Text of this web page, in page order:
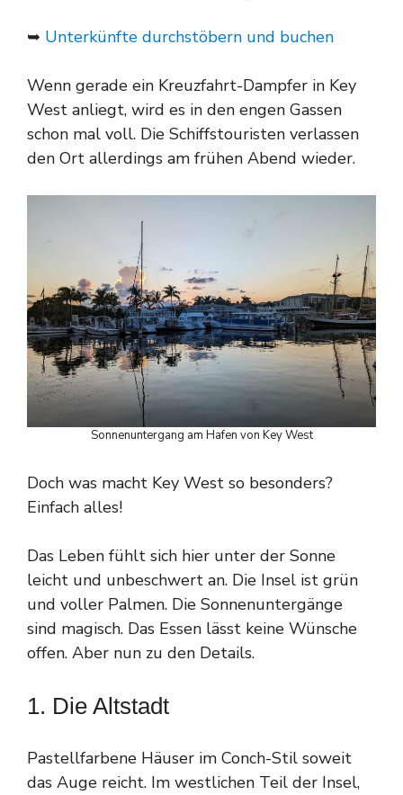
➥ Unterkünfte durchstöbern und buchen
Wenn gerade ein Kreuzfahrt-Dampfer in Key
West anliegt, wird es in den engen Gassen
schon mal voll. Die Schiffstouristen verlassen
den Ort allerdings am frühen Abend wieder.
Sonnenuntergang am Hafen von Key West
Doch was macht Key West so besonders?
Einfach alles!
Das Leben fühlt sich hier unter der Sonne
leicht und unbeschwert an. Die Insel ist grün
und voller Palmen. Die Sonnenuntergänge
sind magisch. Das Essen lässt keine Wünsche
offen. Aber nun zu den Details.
1. Die Altstadt
Pastellfarbene Häuser im Conch-Stil soweit
das Auge reicht. Im westlichen Teil der Insel,